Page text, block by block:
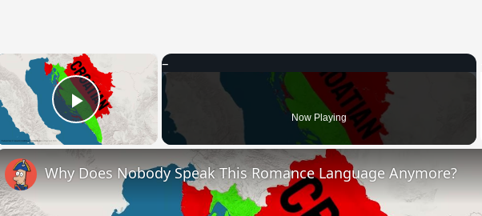
×
Play Video Now Playing
Why Does Nobody Speak This Romance Language Anymore?